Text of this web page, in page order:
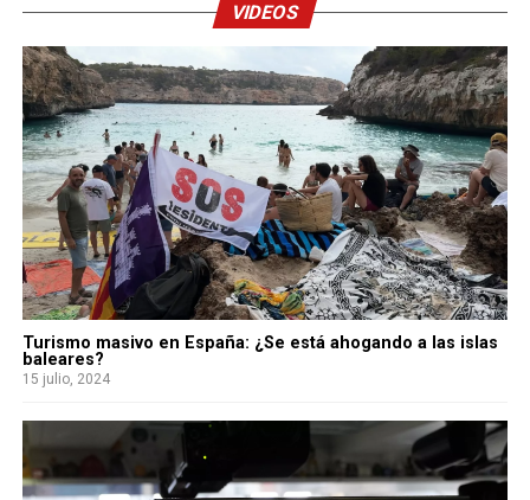
VIDEOS
Turismo masivo en España: ¿Se está ahogando a las islas
baleares?
15 julio, 2024